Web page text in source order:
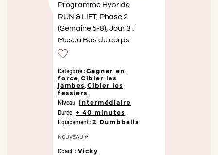
Programme Hybride
RUN & LIFT, Phase 2
(Semaine 5-8), Jour 3 :
Muscu Bas du corps
Catégorie : Gagner en
force Cibler les
jambes Cibler les
fessiers
Niveau : Intermédiaire
Durée : + 40 minutes
Équipement : 2 Dumbbells
NOUVEAU ⭐️
Coach : Vicky